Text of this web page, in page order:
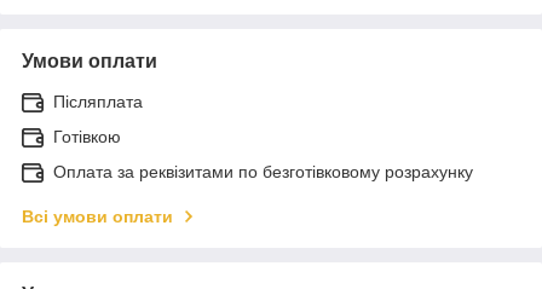
Умови оплати
Післяплата
Готівкою
Оплата за реквізитами по безготівковому розрахунку
Всі умови оплати